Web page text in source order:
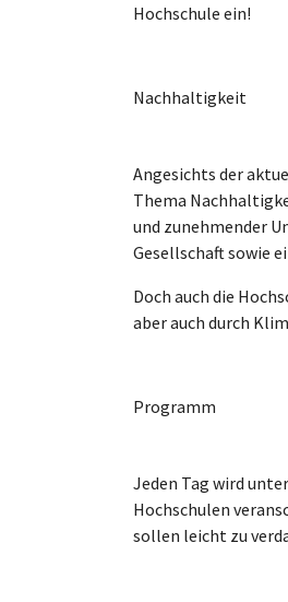
Hochschule ein!
Nachhaltigkeit
Angesichts der
Thema
und zunehmender
Gesellschaft sowie
Doch auch die
aber auch durch
Programm
Jeden Tag wird
Hochschulen
sollen leicht zu